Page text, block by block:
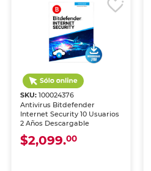
SKU:100024376
Antivirus Bitdefender
Internet Security 10 Usuarios
2 Años Descargable
$2,099.00